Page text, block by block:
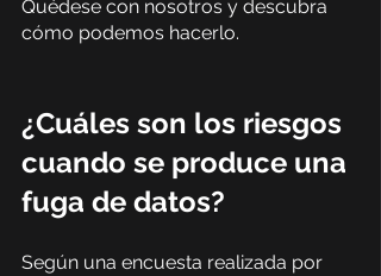
Quédese con nosotros y descubra
cómo podemos hacerlo.
¿Cuáles son los riesgos
cuando se produce una
fuga de datos?
Según una encuesta realizada por